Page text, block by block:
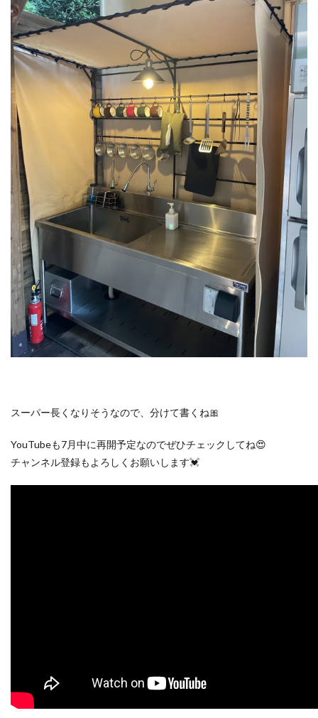
スーパー長くなりそうなので、分けて書くね🎀
YouTubeも7月中に再開予定なのでぜひチェックしてね😍
チャンネル登録もよろしくお願いします💓